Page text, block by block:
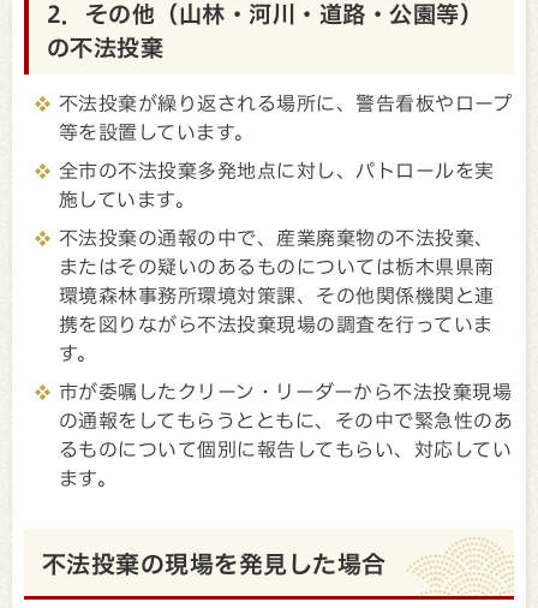
2．その他（山林・河川・道路・公園等）
の不法投棄
不法投棄が繰り返される場所に、警告看板やロープ
等を設置しています。
全市の不法投棄多発地点に対し、パトロールを実
施しています。
不法投棄の通報の中で、産業廃棄物の不法投棄、
またはその疑いのあるものについては栃木県県南
環境森林事務所環境対策課、その他関係機関と連
携を図りながら不法投棄現場の調査を行っていま
す。
市が委嘱したクリーン・リーダーから不法投棄現場
の通報をしてもらうとともに、その中で緊急性のあ
るものについて個別に報告してもらい、対応してい
ます。
不法投棄の現場を発見した場合